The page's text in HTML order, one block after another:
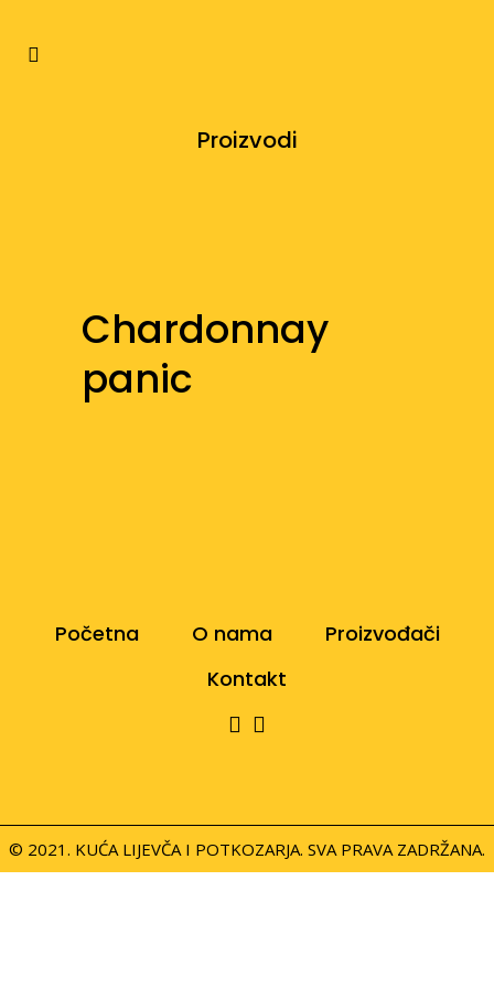
Proizvodi
Chardonnay
panic
Početna O nama
Proizvođači
Kontakt
© 2021. KUĆA LIJEVČA I POTKOZARJA. SVA PRAVA ZADRŽANA.